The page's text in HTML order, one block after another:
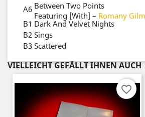
A6 Between Two Points
Featuring [With] – Romany
B1 Dark And Velvet Nights
B2 Sings
B3 Scattered
VIELLEICHT GEFÄLLT IHNEN AUCH
favorite_border